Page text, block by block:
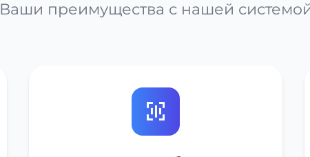
Ваши преимущества с нашей